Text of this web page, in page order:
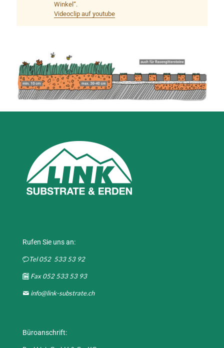
Winkel“.
Videoclip auf youtube
Rufen Sie uns an:
Tel 052 533 53 92
Fax 052 533 53 93
info@link-substrate.ch
Büroanschrift: